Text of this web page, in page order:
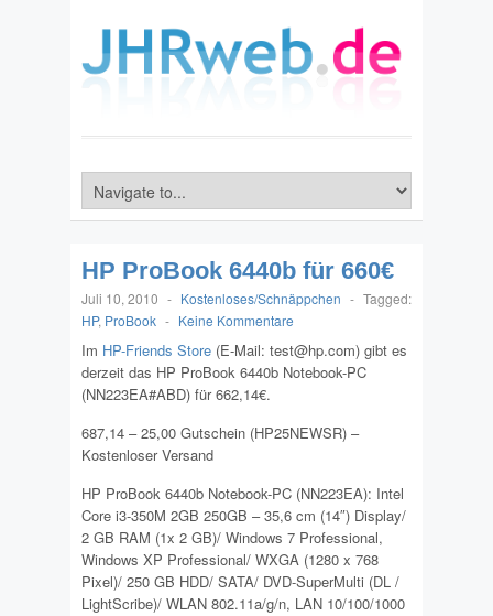
HP ProBook 6440b für 660€
Juli 10, 2010 - Kostenloses/Schnäppchen - Tagged:
HP, ProBook - Keine Kommentare
Im HP-Friends Store (E-Mail: test@hp.com) gibt es
derzeit das HP ProBook 6440b Notebook-PC
(NN223EA#ABD) für 662,14€.
687,14 – 25,00 Gutschein (HP25NEWSR) –
Kostenloser Versand
HP ProBook 6440b Notebook-PC (NN223EA): Intel
Core i3-350M 2GB 250GB – 35,6 cm (14″) Display/
2 GB RAM (1x 2 GB)/ Windows 7 Professional,
Windows XP Professional/ WXGA (1280 x 768
Pixel)/ 250 GB HDD/ SATA/ DVD-SuperMulti (DL /
LightScribe)/ WLAN 802.11a/g/n, LAN 10/100/1000